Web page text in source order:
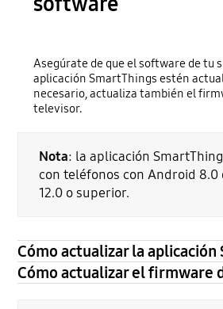
Asegúrate de que el software de tu
aplicación SmartThings estén
necesario, actualiza también el
televisor.
Nota: la aplicación
con teléfonos con Android 8.0
12.0 o superior.
Cómo actualizar la aplicación
Cómo actualizar el firmware